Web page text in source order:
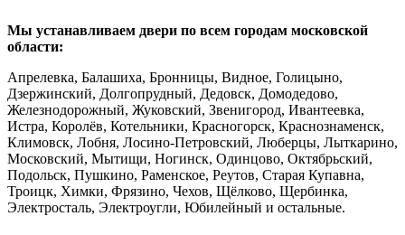
Мы устанавливаем двери по всем городам московской
области:
Апрелевка, Балашиха, Бронницы, Видное, Голицыно,
Дзержинский, Долгопрудный, Дедовск, Домодедово,
Железнодорожный, Жуковский, Звенигород, Ивантеевка,
Истра, Королёв, Котельники, Красногорск, Краснознаменск,
Климовск, Лобня, Лосино-Петровский, Люберцы, Лыткарино,
Московский, Мытищи, Ногинск, Одинцово, Октябрьский,
Подольск, Пушкино, Раменское, Реутов, Старая Купавна,
Троицк, Химки, Фрязино, Чехов, Щёлково, Щербинка,
Электросталь, Электроугли, Юбилейный и остальные.